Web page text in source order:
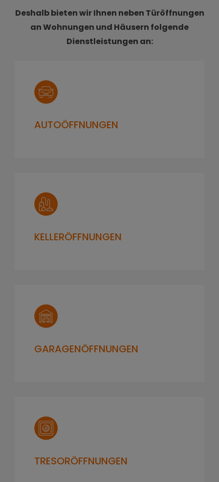
Deshalb bieten wir Ihnen neben Türöffnungen
an Wohnungen und Häusern folgende
Dienstleistungen an:
AUTOÖFFNUNGEN
KELLERÖFFNUNGEN
GARAGENÖFFNUNGEN
TRESORÖFFNUNGEN